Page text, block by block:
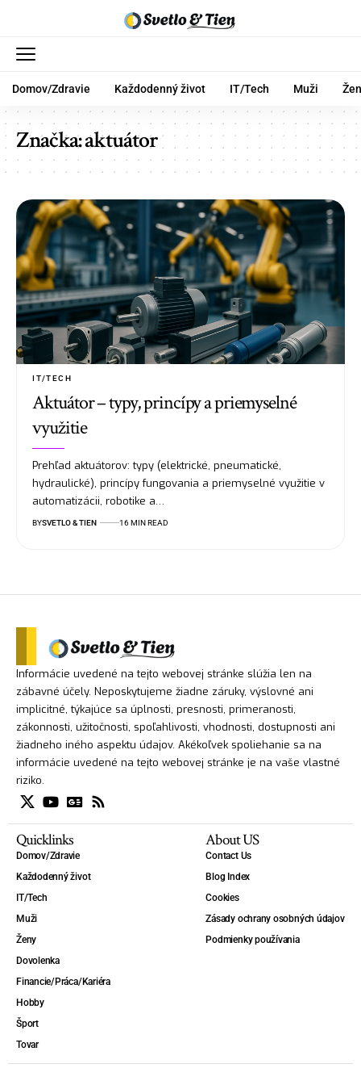
Domov/Zdravie Každodenný život IT/Tech Muži
Značka:aktuátor
IT/TECH
Aktuátor – typy, princípy a priemyselné
využitie
Prehľad aktuátorov: typy (elektrické, pneumatické,
hydraulické), princípy fungovania a priemyselné využitie v
automatizácii, robotike a…
BYSVETLO & TIEN 16 MIN READ
Informácie uvedené na tejto webovej stránke slúžia len na
zábavné účely. Neposkytujeme žiadne záruky, výslovné ani
implicitné, týkajúce sa úplnosti, presnosti, primeranosti,
zákonnosti, užitočnosti, spoľahlivosti, vhodnosti, dostupnosti ani
žiadneho iného aspektu údajov. Akékoľvek spoliehanie sa na
informácie uvedené na tejto webovej stránke je na vaše vlastné
riziko.
Quicklinks
Domov/Zdravie
Každodenný život
IT/Tech
Muži
Ženy
Dovolenka
Financie/Práca/Kariéra
Hobby
Šport
Tovar
About US
Contact Us
Blog Index
Cookies
Zásady ochrany osobných údajov
Podmienky používania